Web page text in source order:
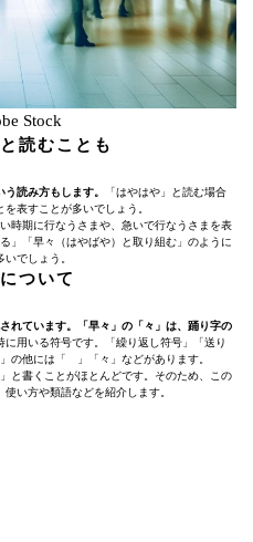
Stock
読むことも
読み方もします。
「はやはや」と読む場合
表すことが多いでしょう。
時期に行なうさまや、急いで行なうさまを表
」「早々（はやばや）と取り組む」のように
でしょう。
ついて
れています。「早々」の「々」は、踊り字の
用いる符号です。「繰り返し符号」「送り
の他には「ゝ」「々」などがあります。
と書くことがほとんどです。そのため、この
い方や類語などを紹介します。